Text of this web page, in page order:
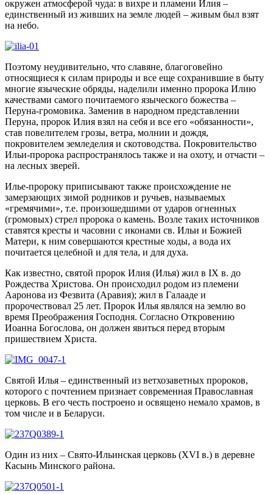
окружен атмосферой чуда: в вихре и пламени Илия –
единственный из живших на земле людей – живым был взят
на небо.
Поэтому неудивительно, что славяне, благоговейно
относящиеся к силам природы и все еще сохранившие в быту
многие языческие обряды, наделили именно пророка Илию
качествами самого почитаемого языческого божества –
Перуна-громовика. Заменив в народном представлении
Перуна, пророк Илия взял на себя и все его «обязанности»,
став повелителем грозы, ветра, молнии и дождя,
покровителем земледелия и скотоводства. Покровительство
Ильи-пророка распространялось также и на охоту, и отчасти –
на лесных зверей.
Илье-пророку приписывают также происхождение не
замерзающих зимой родников и ручьев, называемых
«гремячими», т.е. произошедшими от ударов огненных
(громовых) стрел пророка о камень. Возле таких источников
ставятся кресты и часовни с иконами св. Ильи и Божией
Матери, к ним совершаются крестные ходы, а вода их
почитается целебной и для тела, и для духа.
Как известно, святой пророк Илия (Илья) жил в IX в. до
Рождества Христова. Он происходил родом из племени
Ааронова из Фезвита (Аравия); жил в Галааде и
пророчествовал 25 лет. Пророк Илья являлся на землю во
время Преображения Господня. Согласно Откровению
Иоанна Богослова, он должен явиться перед вторым
пришествием Христа.
Святой Илья – единственный из ветхозаветных пророков,
которого с почтением признает современная Православная
церковь. В его честь построено и освящено немало храмов, в
том числе и в Беларуси.
Один из них – Свято-Ильинская церковь (XVI в.) в деревне
Касынь Минского района.